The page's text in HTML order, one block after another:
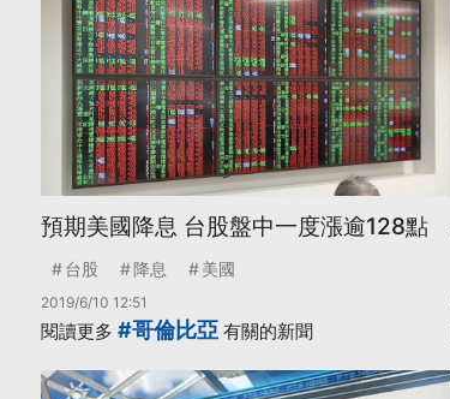
預期美國降息 台股盤中一度漲逾128點
台股 降息 美國
2019/6/10 12:51
閱讀更多 #哥倫比亞 有關的新聞